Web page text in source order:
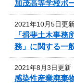
加茂高等学校ボ
2021年10月5日更
「揖斐土木事務
務」に関する一
2021年8月3日更新
感染性産業廃棄